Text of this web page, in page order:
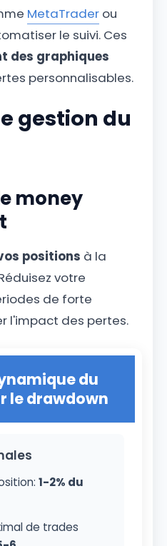
MetaTrader ou
le suivi. Ces
des graphiques
personnalisables.
gestion du
money
positions à la
votre
de forte
l'impact des pertes.
du
le drawdown
1-2% du
de trades